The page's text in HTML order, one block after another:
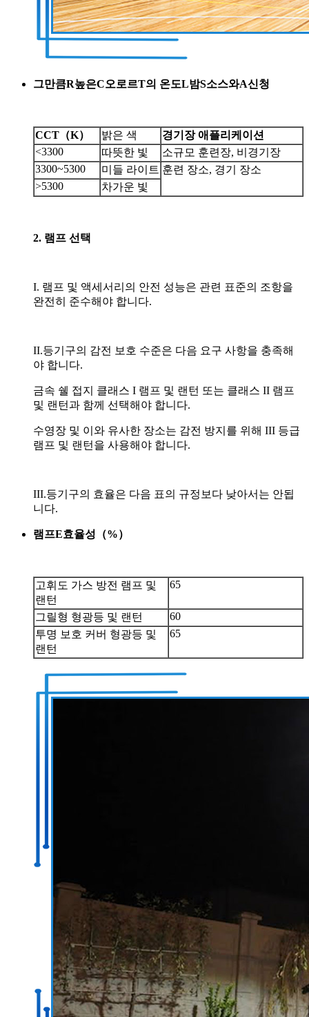
그만큼R높은C오로르T의 온도L밤S소스와A신청
CCT （K） 밝은 색
경기장 애플리케이션
<3300
따뜻한 빛
소규모 훈련장, 비경기장
3300~5300
미들 라이트 훈련 장소, 경기 장소
>5300
차가운 빛
2. 램프 선택
I. 램프 및 액세서리의 안전 성능은 관련 표준의 조항을
완전히 준수해야 합니다.
II.등기구의 감전 보호 수준은 다음 요구 사항을 충족해
야 합니다.
금속 쉘 접지 클래스 I 램프 및 랜턴 또는 클래스 II 램프
및 랜턴과 함께 선택해야 합니다.
수영장 및 이와 유사한 장소는 감전 방지를 위해 III 등급
램프 및 랜턴을 사용해야 합니다.
III.등기구의 효율은 다음 표의 규정보다 낮아서는 안됩
니다.
램프E효율성 （%）
고휘도 가스 방전 램프 및
랜턴
65
그릴형 형광등 및 랜턴
60
투명 보호 커버 형광등 및
랜턴
65